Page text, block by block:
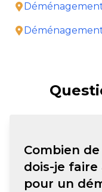
Combien
dois-je faire
pour un